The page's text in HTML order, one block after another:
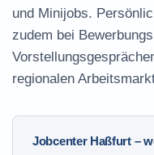
und Minijobs.
zudem bei
regionalen
Jobcenter Haßfurt –